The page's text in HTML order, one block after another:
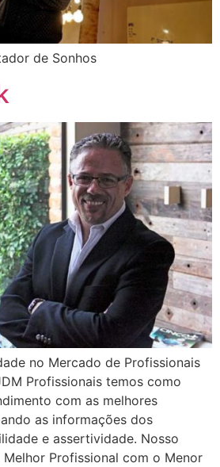
de Sonhos
no Mercado de Profissionais
Profissionais temos como
com as melhores
as informações dos
e assertividade. Nosso
Profissional com o Menor